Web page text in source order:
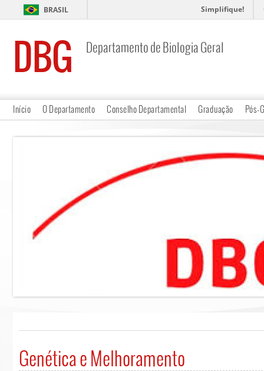
BRASIL Simplifique!
DBG Departamento de Biologia Geral
Início O Departamento Conselho Departamental Graduação Pós-
Genética e Melhoramento